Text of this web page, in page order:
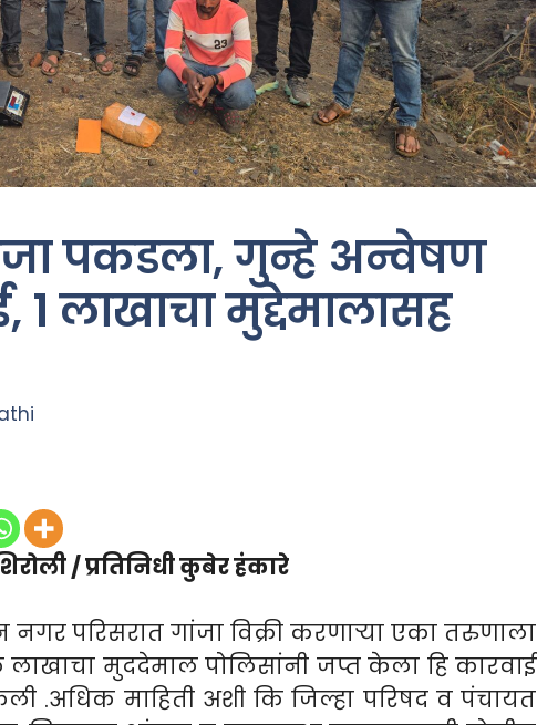
पकडला, गुन्हे अन्वेषण
१ लाखाचा मुद्देमालासह
/ प्रतिनिधी कुबेर हंकारे
परिसरात गांजा विक्री करणाऱ्या एका तरुणाला
मुददेमाल पोलिसांनी जप्त केला हि कारवाई
.अधिक माहिती अशी कि जिल्हा परिषद व पंचायत